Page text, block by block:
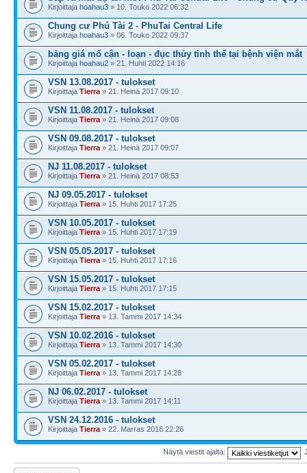
Kirjoittaja hoahau3 » 10. Touko 2022 06:32
Chung cư Phú Tài 2 - PhuTai Central Life
Kirjoittaja hoahau3 » 06. Touko 2022 09:37
bảng giá mổ cận - loạn - đục thủy tinh thể tại bệnh viện mắt
Kirjoittaja hoahau2 » 21. Huhti 2022 14:16
VSN 13.08.2017 - tulokset
Kirjoittaja Tierra » 21. Heinä 2017 09:10
VSN 11.08.2017 - tulokset
Kirjoittaja Tierra » 21. Heinä 2017 09:08
VSN 09.08.2017 - tulokset
Kirjoittaja Tierra » 21. Heinä 2017 09:07
NJ 11.08.2017 - tulokset
Kirjoittaja Tierra » 21. Heinä 2017 08:53
NJ 09.05.2017 - tulokset
Kirjoittaja Tierra » 15. Huhti 2017 17:25
VSN 10.05.2017 - tulokset
Kirjoittaja Tierra » 15. Huhti 2017 17:19
VSN 05.05.2017 - tulokset
Kirjoittaja Tierra » 15. Huhti 2017 17:16
VSN 15.05.2017 - tulokset
Kirjoittaja Tierra » 15. Huhti 2017 17:15
VSN 15.02.2017 - tulokset
Kirjoittaja Tierra » 13. Tammi 2017 14:34
VSN 10.02.2016 - tulokset
Kirjoittaja Tierra » 13. Tammi 2017 14:30
VSN 05.02.2017 - tulokset
Kirjoittaja Tierra » 13. Tammi 2017 14:28
NJ 06.02.2017 - tulokset
Kirjoittaja Tierra » 13. Tammi 2017 14:11
VSN 24.12.2016 - tulokset
Kirjoittaja Tierra » 22. Marras 2016 22:26
Näytä viestit ajalta:
Lähetä uusi viesti